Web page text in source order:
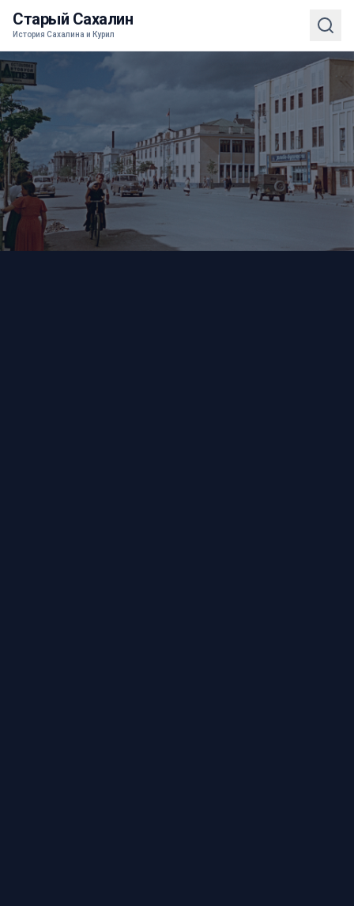
Старый Сахалин
История Сахалина и Курил